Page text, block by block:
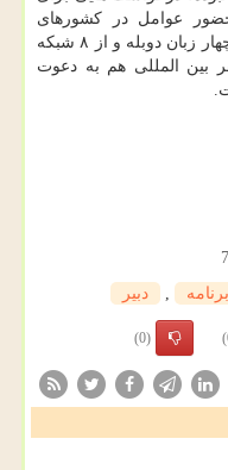
عوامل در کشورهای
اسلامی عنوان شد که حالا محفل به ۴ چهار زبان دوبله و از ۸ شبکه
می شود و تا حالا ۹ سفر بین المللی هم به دعوت
برنامه دبیر
(0)